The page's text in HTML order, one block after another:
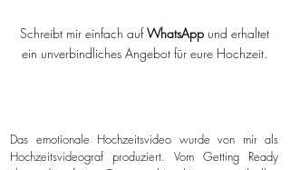
Schreibt mir einfach aufWhatsAppund erhaltet
ein unverbindliches Angebot für eure Hochzeit.
Das emotionale Hochzeitsvideo wurde von mir als
Hochzeitsvideograf produziert. Vom Getting Ready